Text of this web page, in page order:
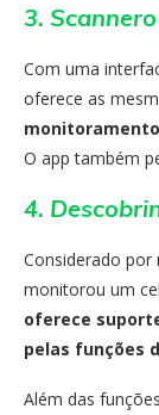
3. Scannero
Com uma
oferece as
O app também
4.
Considerado
monitorou um
oferece
pelas funções
Além das